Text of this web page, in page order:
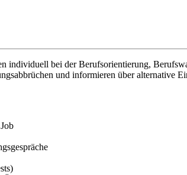
individuell bei der Berufsorientierung,
und informieren über alternative